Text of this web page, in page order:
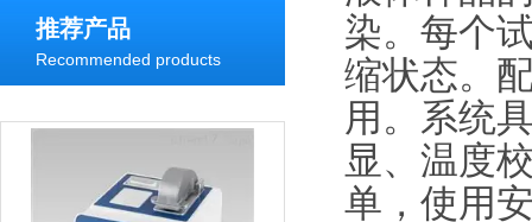
推荐产品
Recommended products
染。每个
缩状态。
用。系统
显、温度
单，使用